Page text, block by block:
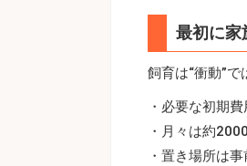
最初に家
飼育は“衝動”で
・必要な初期
・月々は約
・置き場所は